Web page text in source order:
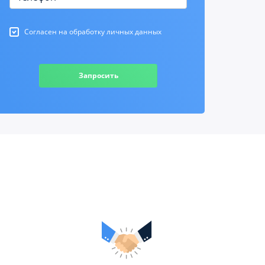
Согласен на обработку личных данных
Запросить